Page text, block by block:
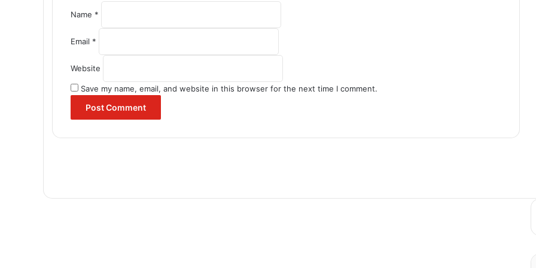
Name *
Email *
Website
Save my name, email, and website in this browser for the next time I comment.